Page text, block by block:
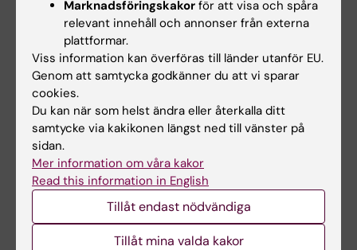
Forskningsämnen:
Fettceller
Långt icke-kodande RNA
Innehållsgranskare:
Alastair Kerr
Redaktör:Karin Vikström
Sidan uppdaterad:
Marknadsföringskakor för att visa och spåra
relevant innehåll och annonser från externa
plattformar.
Viss information kan överföras till länder utanför EU.
Genom att samtycka godkänner du att vi sparar
cookies.
Du kan när som helst ändra eller återkalla ditt
samtycke via kakikonen längst ned till vänster på
sidan.
Mer information om våra kakor
Read this information in English
Tillåt endast nödvändiga
Tillåt mina valda kakor